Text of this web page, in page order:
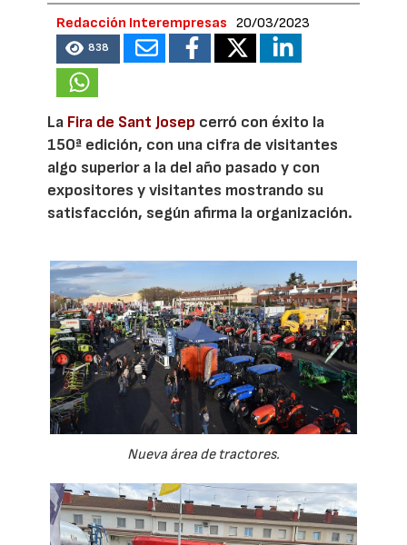
Redacción Interempresas 20/03/2023
838
La Fira de Sant Josep cerró con éxito la
150ª edición, con una cifra de visitantes
algo superior a la del año pasado y con
expositores y visitantes mostrando su
satisfacción, según afirma la organización.
Nueva área de tractores.